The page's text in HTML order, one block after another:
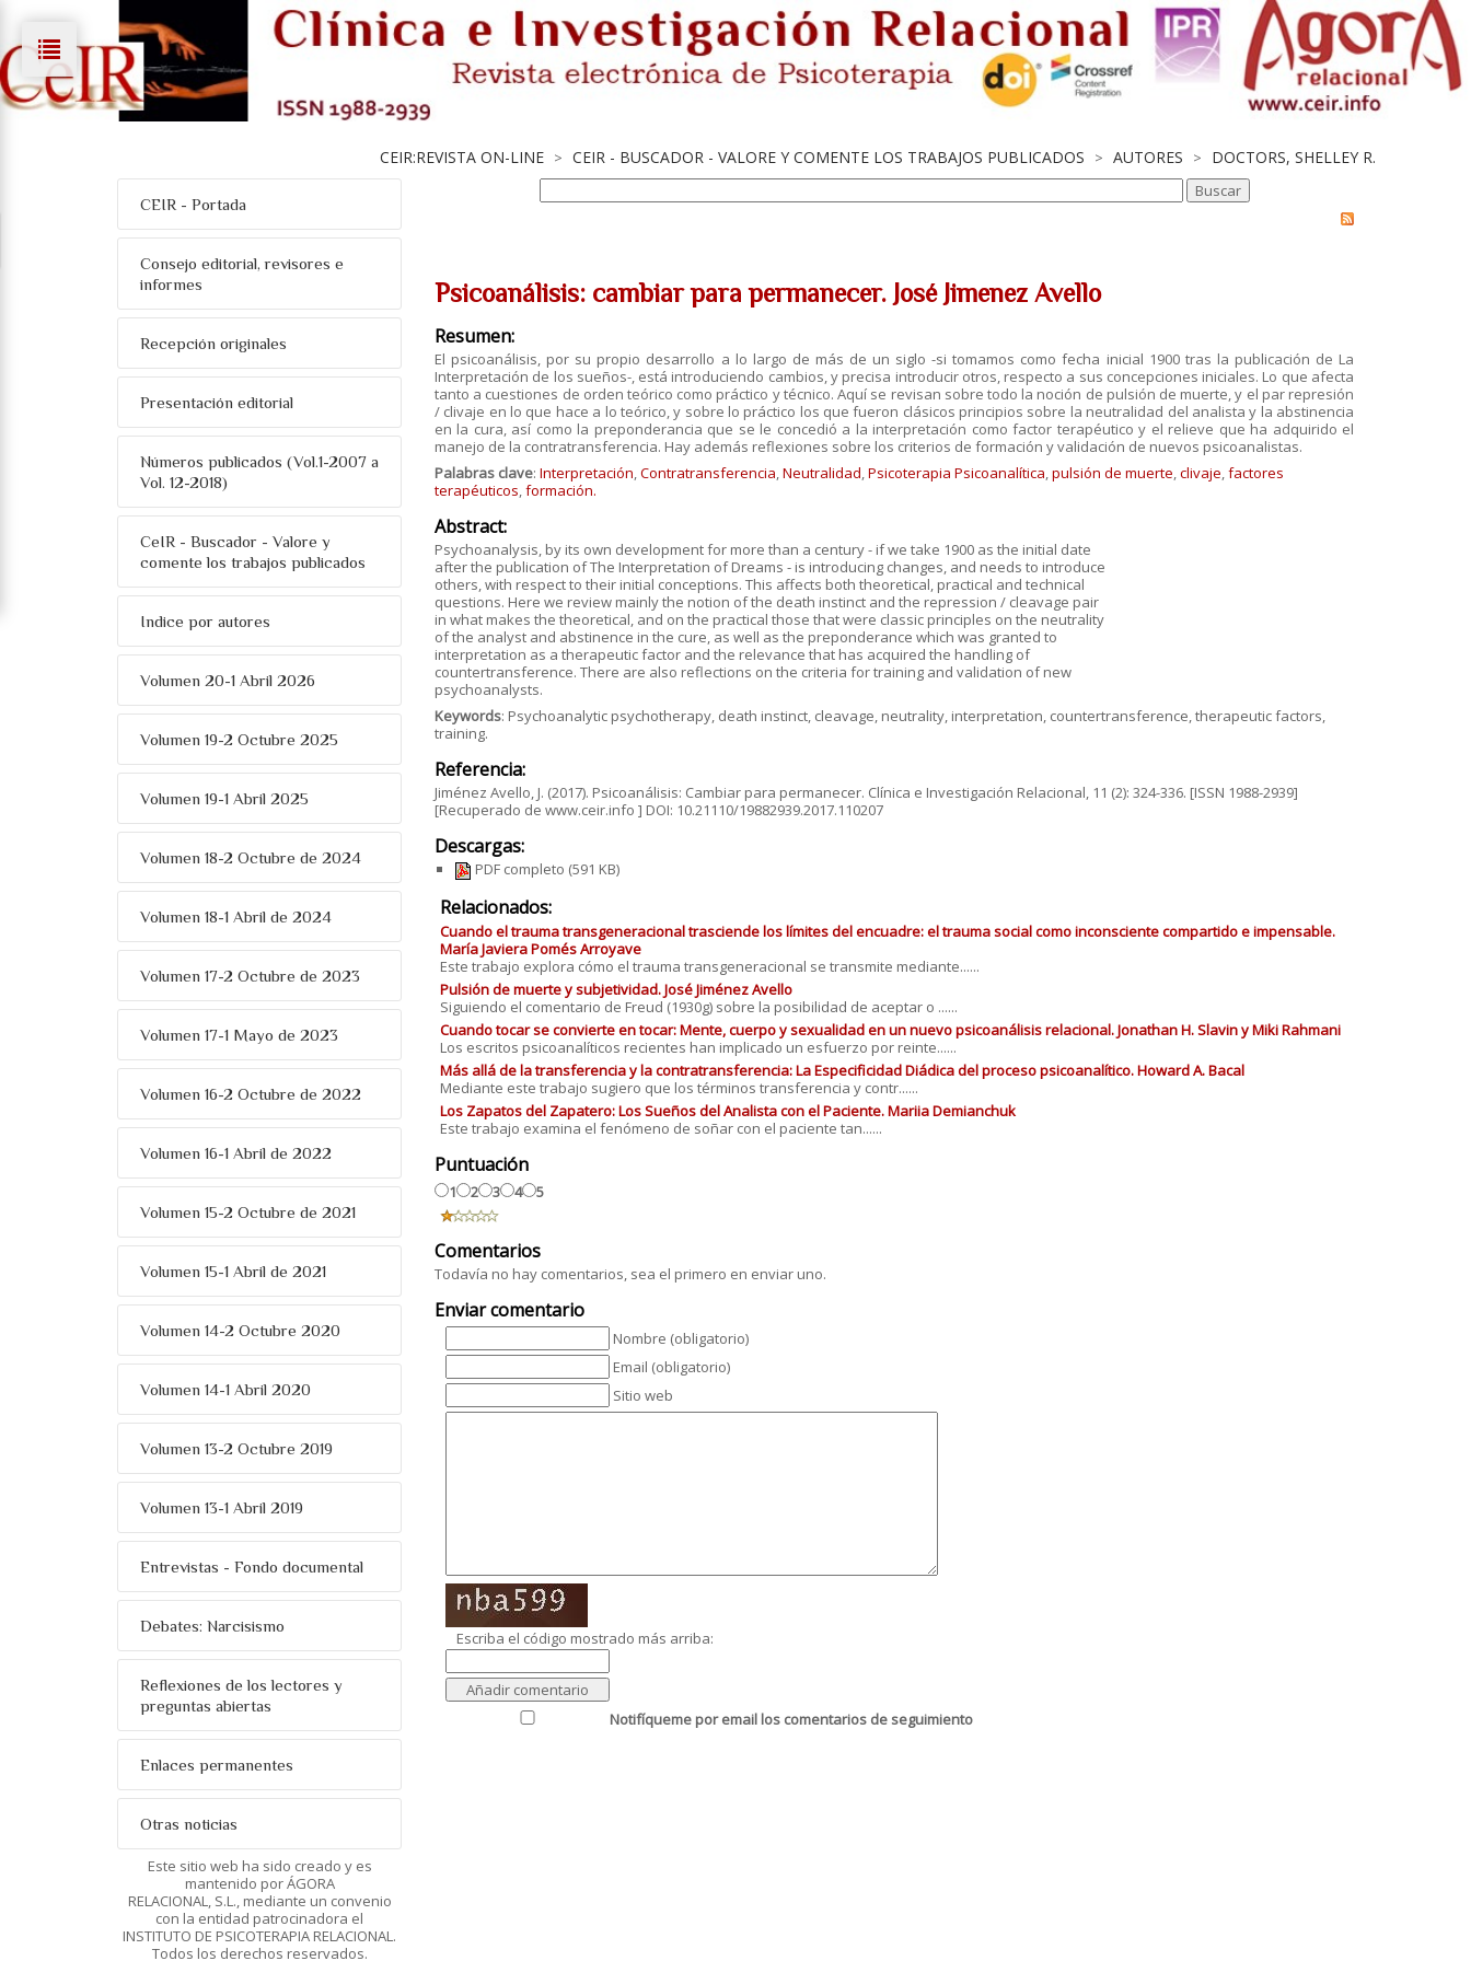
CEIR:REVISTA ON-LINE > CEIR - BUSCADOR - VALORE Y COMENTE LOS TRABAJOS PUBLICADOS > AUTORES > DOCTORS, SHELLEY R.
CEIR - Portada
Consejo editorial, revisores e
informes
Recepción originales
Presentación editorial
Números publicados (Vol.1-2007 a
Vol. 12-2018)
CeIR - Buscador - Valore y
comente los trabajos publicados
Indice por autores
Volumen 20-1 Abril 2026
Volumen 19-2 Octubre 2025
Volumen 19-1 Abril 2025
Volumen 18-2 Octubre de 2024
Volumen 18-1 Abril de 2024
Volumen 17-2 Octubre de 2023
Volumen 17-1 Mayo de 2023
Volumen 16-2 Octubre de 2022
Volumen 16-1 Abril de 2022
Volumen 15-2 Octubre de 2021
Volumen 15-1 Abril de 2021
Volumen 14-2 Octubre 2020
Volumen 14-1 Abril 2020
Volumen 13-2 Octubre 2019
Volumen 13-1 Abril 2019
Entrevistas - Fondo documental
Debates: Narcisismo
Reflexiones de los lectores y
preguntas abiertas
Enlaces permanentes
Otras noticias
Este sitio web ha sido creado y es
mantenido por ÁGORA
RELACIONAL, S.L., mediante un convenio
con la entidad patrocinadora el
INSTITUTO DE PSICOTERAPIA RELACIONAL.
Todos los derechos reservados.
Psicoanálisis: cambiar para permanecer. José Jimenez Avello
Resumen:
El psicoanálisis, por su propio desarrollo a lo largo de más de un siglo -si tomamos como fecha inicial 1900 tras la publicación de La
Interpretación de los sueños-, está introduciendo cambios, y precisa introducir otros, respecto a sus concepciones iniciales. Lo que afecta
tanto a cuestiones de ordenteórico como práctico y técnico. Aquí se revisan sobre todo la noción de pulsión de muerte, y el par represión
/ clivaje en lo que hace a lo teórico, y sobre lo práctico los que fueron clásicos principios sobre la neutralidad del analista y la abstinencia
en la cura, así como la preponderancia que se le concedió a la interpretación como factor terapéutico y el relieve que ha adquirido el
manejo de la contratransferencia. Hay además reflexiones sobre los criterios de formación y validación de nuevos psicoanalistas.
Palabras clave: Interpretación,Contratransferencia,Neutralidad,Psicoterapia Psicoanalítica,pulsión de muerte,clivaje,factores
terapéuticos,formación.
Abstract:
Psychoanalysis, by its own development for more than a century - if we take 1900 as the initial date
after the publication of The Interpretation of Dreams - is introducing changes, and needs to introduce
others, with respect to their initial conceptions. This affects both theoretical, practical and technical
questions. Here we review mainly the notion of the death instinct and the repression / cleavage pair
in what makes the theoretical, and on the practical those that were classic principles on the neutrality
of the analyst and abstinence in the cure, as well as the preponderance which was granted to
interpretation as a therapeutic factor and the relevance that has acquired the handling of
countertransference. There are also reflections on the criteria for training and validation of new
psychoanalysts.
Keywords: Psychoanalytic psychotherapy, death instinct, cleavage, neutrality, interpretation, countertransference, therapeutic factors,
training.
Referencia:
Jiménez Avello, J. (2017). Psicoanálisis: Cambiar para permanecer. Clínica e Investigación Relacional, 11 (2): 324-336. [ISSN 1988-2939]
[Recuperado de www.ceir.info ] DOI: 10.21110/19882939.2017.110207
Descargas:
PDF completo (591 KB)
Relacionados:
Cuando el trauma transgeneracional trasciende los límites del encuadre: el trauma social como inconsciente compartido e impensable.
María Javiera Pomés Arroyave
Este trabajo explora cómo el trauma transgeneracional se transmite mediante......
Pulsión de muerte y subjetividad. José Jiménez Avello
Siguiendo el comentario de Freud (1930g) sobre la posibilidad de aceptar o ......
Cuando tocar se convierte en tocar: Mente, cuerpo y sexualidad en un nuevo psicoanálisis relacional. Jonathan H. Slavin y Miki Rahmani
Los escritos psicoanalíticos recientes han implicado un esfuerzo por reinte......
Más allá de la transferencia y la contratransferencia: La Especificidad Diádica del proceso psicoanalítico. Howard A. Bacal
Mediante este trabajo sugiero que los términos transferencia y contr......
Los Zapatos del Zapatero: Los Sueños del Analista con el Paciente. Mariia Demianchuk
Este trabajo examina el fenómeno de soñar con el paciente tan......
Puntuación
1 2 3 4 5
Comentarios
Todavía no hay comentarios, sea el primero en enviar uno.
Enviar comentario
Nombre (obligatorio)
Email (obligatorio)
Sitio web
Escriba el código mostrado más arriba:
Notifíqueme por email los comentarios de seguimiento